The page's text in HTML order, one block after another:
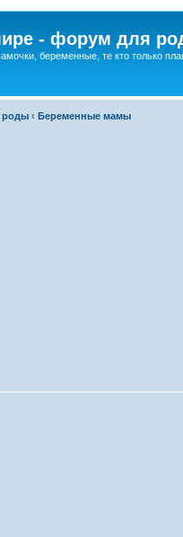
- форум для
беременные, те кто только
роды ‹ Беременные мамы